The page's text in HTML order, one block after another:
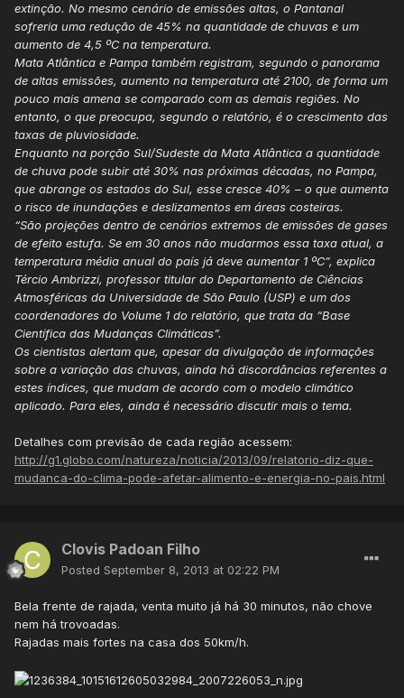
extinção. No mesmo cenário de emissões altas, o Pantanal
sofreria uma redução de 45% na quantidade de chuvas e um
aumento de 4,5 ºC na temperatura.
Mata Atlântica e Pampa também registram, segundo o panorama
de altas emissões, aumento na temperatura até 2100, de forma um
pouco mais amena se comparado com as demais regiões. No
entanto, o que preocupa, segundo o relatório, é o crescimento das
taxas de pluviosidade.
Enquanto na porção Sul/Sudeste da Mata Atlântica a quantidade
de chuva pode subir até 30% nas próximas décadas, no Pampa,
que abrange os estados do Sul, esse cresce 40% – o que aumenta
o risco de inundações e deslizamentos em áreas costeiras.
“São projeções dentro de cenários extremos de emissões de gases
de efeito estufa. Se em 30 anos não mudarmos essa taxa atual, a
temperatura média anual do país já deve aumentar 1 ºC”, explica
Tércio Ambrizzi, professor titular do Departamento de Ciências
Atmosféricas da Universidade de São Paulo (USP) e um dos
coordenadores do Volume 1 do relatório, que trata da “Base
Científica das Mudanças Climáticas”.
Os cientistas alertam que, apesar da divulgação de informações
sobre a variação das chuvas, ainda há discordâncias referentes a
estes índices, que mudam de acordo com o modelo climático
aplicado. Para eles, ainda é necessário discutir mais o tema.
Detalhes com previsão de cada região acessem:
http://g1.globo.com/natureza/noticia/2013/09/relatorio-diz-que-
mudanca-do-clima-pode-afetar-alimento-e-energia-no-pais.html
Clovis Padoan Filho
Posted September 8, 2013 at 02:22 PM
Bela frente de rajada, venta muito já há 30 minutos, não chove
nem há trovoadas.
Rajadas mais fortes na casa dos 50km/h.